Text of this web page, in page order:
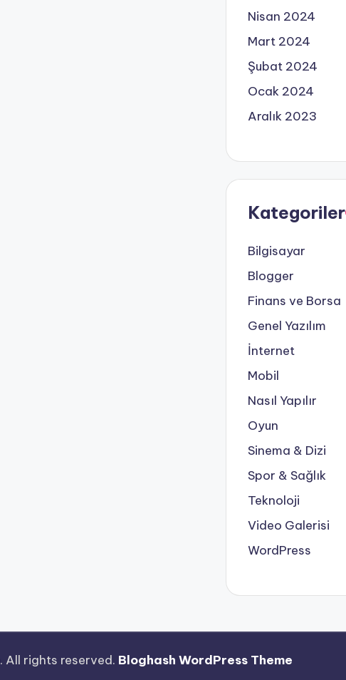
Nisan 2024
Mart 2024
Şubat 2024
Ocak 2024
Aralık 2023
Kategoriler
Bilgisayar
Blogger
Finans ve Borsa
Genel Yazılım
İnternet
Mobil
Nasıl Yapılır
Oyun
Sinema & Dizi
Spor & Sağlık
Teknoloji
Video Galerisi
WordPress
. All rights reserved. Bloghash WordPress Theme